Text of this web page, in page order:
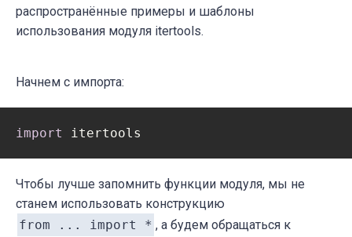
распространённые примеры и шаблоны
использования модуля itertools.
Начнем с импорта:
import itertools
Чтобы лучше запомнить функции модуля, мы не
станем использовать конструкцию
from ... import * , а будем обращаться к